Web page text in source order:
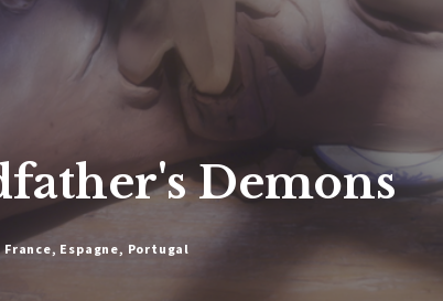
Demons
Espagne, Portugal